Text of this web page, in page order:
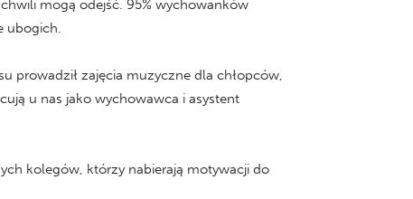
mogą odejść. 95% wychowanków
ubogich.
prowadził zajęcia muzyczne dla chłopców,
u nas jako wychowawca i asystent
kolegów, którzy nabierają motywacji do